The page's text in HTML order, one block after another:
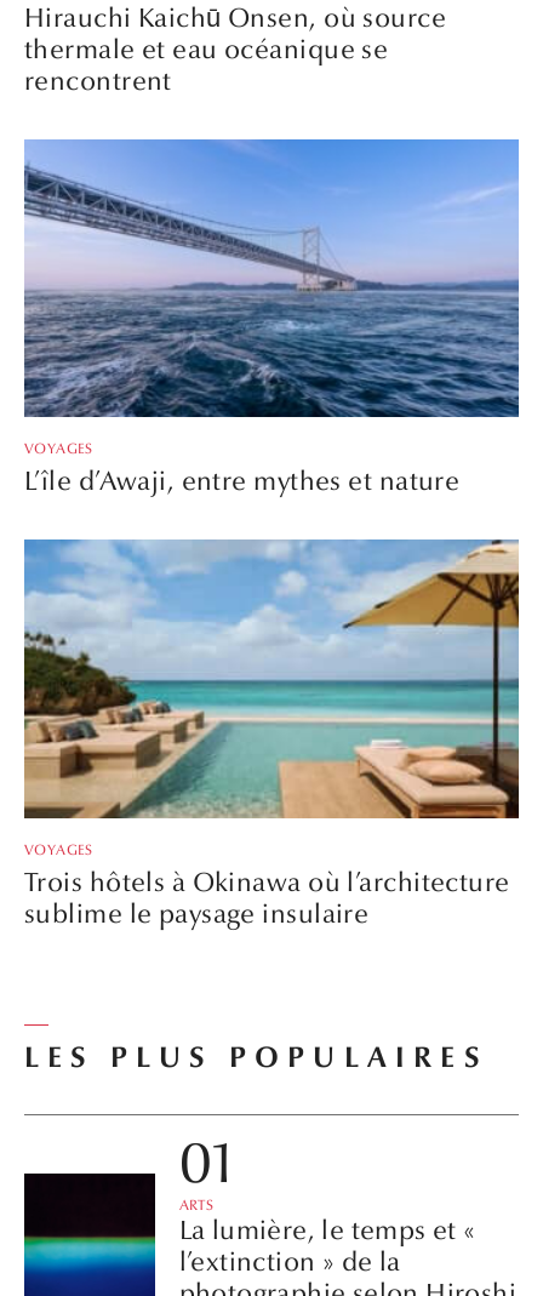
Hirauchi Kaichū Onsen, où source
thermale et eau océanique se
rencontrent
VOYAGES
L’île d’Awaji, entre mythes et nature
VOYAGES
Trois hôtels à Okinawa où l’architecture
sublime le paysage insulaire
LES PLUS POPULAIRES
ARTS
La lumière, le temps et «
l’extinction » de la